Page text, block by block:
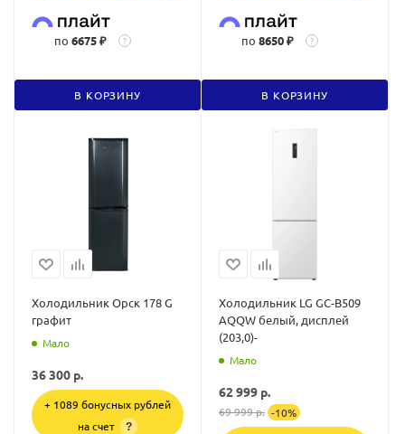
по 6675 ₽ ?
В КОРЗИНУ
по 8650 ₽ ?
В КОРЗИНУ
Холодильник Орск 178 G
графит
Мало
36 300 р.
+ 1089 бонусных рублей
на счет
?
Холодильник LG GC-B509
AQQW белый, дисплей
(203,0)-
Мало
62 999 р.
69 999р. -10%